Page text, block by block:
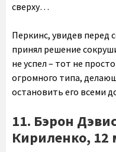
сверху…
Перкинс, увидев перед
принял решение
не успел – тот не
огромного типа,
остановить его всеми
11. Бэрон
Кириленко, 12